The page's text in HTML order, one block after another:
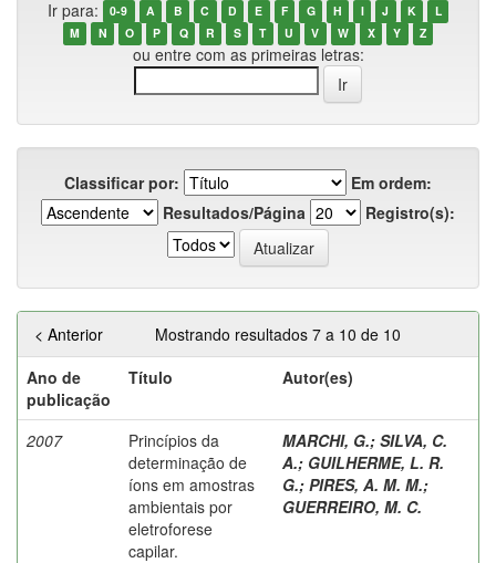
Ir para: 0-9 A B C D E F G H I J K
L
M
N O P Q R S T U V W X Y Z
ou entre com as primeiras letras:
Classificar por:
Em ordem:
Resultados/Página
Registro(s):
Mostrando resultados 7 a 10 de 10
< Anterior
Ano de
publicação
Título Autor(es)
2007
Princípios da
determinação de
íons em amostras
ambientais por
eletroforese
capilar.
MARCHI, G.; SILVA, C.
A.; GUILHERME, L. R.
G.; PIRES, A. M. M.;
GUERREIRO, M. C.